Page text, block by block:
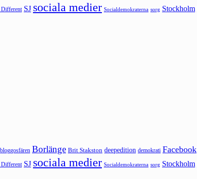
Different SJ sociala medier Socialdemokraterna sorg Stockholm
bloggosfären Borlänge Brit Stakston deepedition demokrati Facebook
Different SJ sociala medier Socialdemokraterna sorg Stockholm